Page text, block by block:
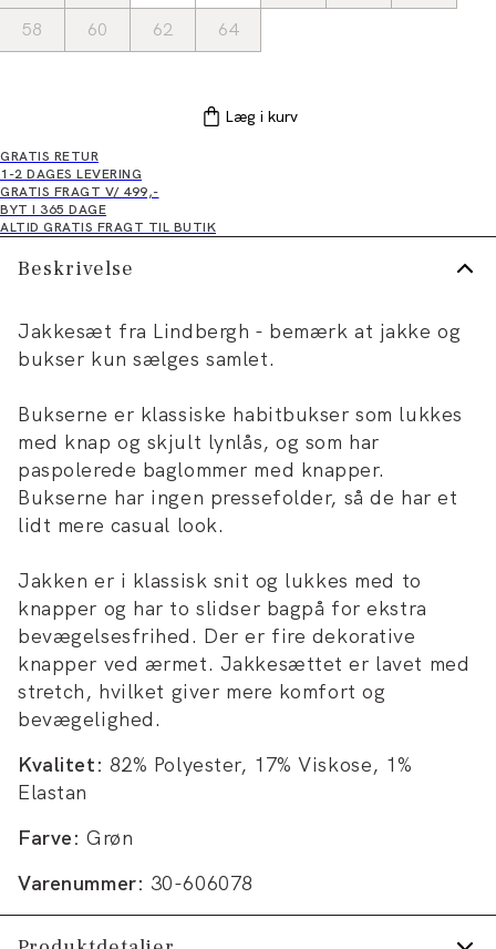
58
60 62 64
Læg i kurv
GRATIS RETUR
1-2 DAGES LEVERING
GRATIS FRAGT V/ 499,-
BYT I 365 DAGE
ALTID GRATIS FRAGT TIL BUTIK
Beskrivelse
Jakkesæt fra Lindbergh - bemærk at jakke og
bukser kun sælges samlet.
Bukserne er klassiske habitbukser som lukkes
med knap og skjult lynlås, og som har
paspolerede baglommer med knapper.
Bukserne har ingen pressefolder, så de har et
lidt mere casual look.
Jakken er i klassisk snit og lukkes med to
knapper og har to slidser bagpå for ekstra
bevægelsesfrihed. Der er fire dekorative
knapper ved ærmet. Jakkesættet er lavet med
stretch, hvilket giver mere komfort og
bevægelighed.
Kvalitet: 82% Polyester, 17% Viskose, 1%
Elastan
Farve: Grøn
Varenummer: 30-606078